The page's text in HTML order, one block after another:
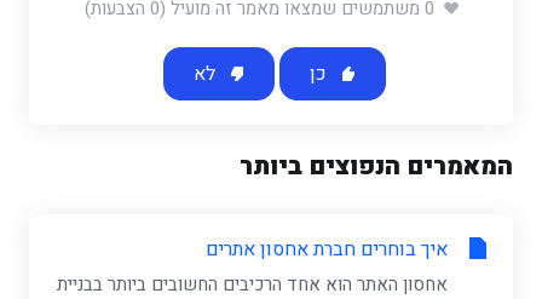
0 משתמשים שמצאו מאמר זה מועיל (0 הצבעות)
כן לא
המאמרים הנפוצים ביותר
איך בוחרים חברת אחסון אתרים
אחסון האתר הוא אחד הרכיבים החשובים ביותר בבניית